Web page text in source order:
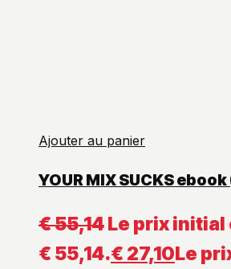
Ajouter au panier
YOUR MIX SUCKS
€55,14Le prix initial
€ 55,14.€ 27,10Le